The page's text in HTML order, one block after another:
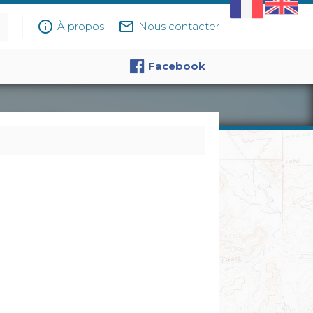
info_outline À propos mail_outline Nous contacter
Facebook